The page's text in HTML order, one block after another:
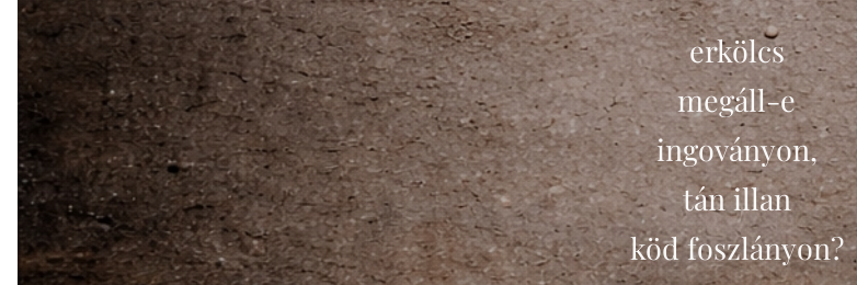
erkölcs
megáll-e
ingoványon,
tán illan
köd foszlányon?